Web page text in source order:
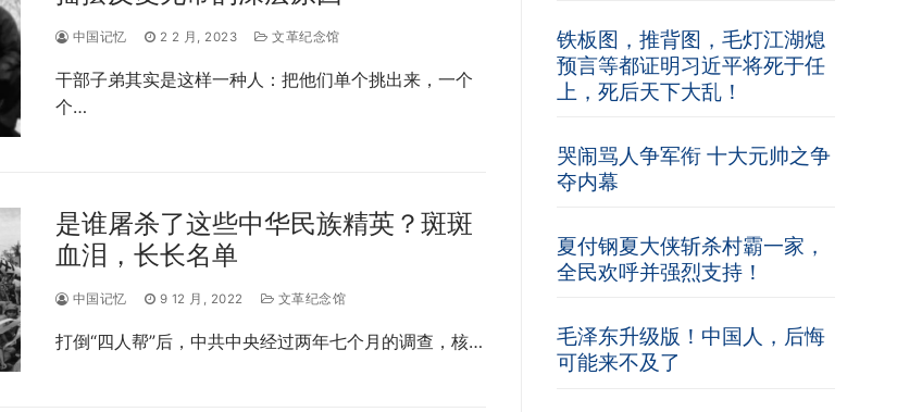
中国记忆 2 2 月, 2023 文革纪念馆
干部子弟其实是这样一种人：把他们单个挑出来，一个
个…
是谁屠杀了这些中华民族精英？斑斑
血泪，长长名单
中国记忆 9 12 月, 2022 文革纪念馆
打倒“四人帮”后，中共中央经过两年七个月的调查，核…
铁板图，推背图，毛灯江湖熄
预言等都证明习近平将死于任
上，死后天下大乱！
哭闹骂人争军衔 十大元帅之争
夺内幕
夏付钢夏大侠斩杀村霸一家，
全民欢呼并强烈支持！
毛泽东升级版！中国人，后悔
可能来不及了